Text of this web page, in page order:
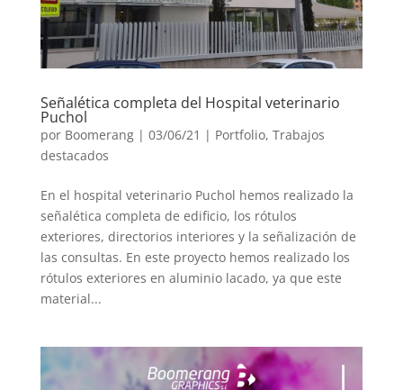
Señalética completa del Hospital veterinario
Puchol
por Boomerang| 03/06/21 | Portfolio, Trabajos
destacados
En el hospital veterinario Puchol hemos realizado la
señalética completa de edificio, los rótulos
exteriores, directorios interiores y la señalización de
las consultas. En este proyecto hemos realizado los
rótulos exteriores en aluminio lacado, ya que este
material...